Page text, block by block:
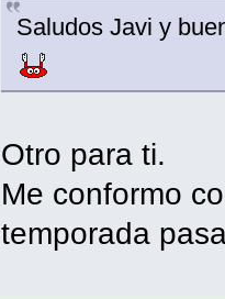
Saludos Javi y
Otro para ti.
Me conformo
temporada